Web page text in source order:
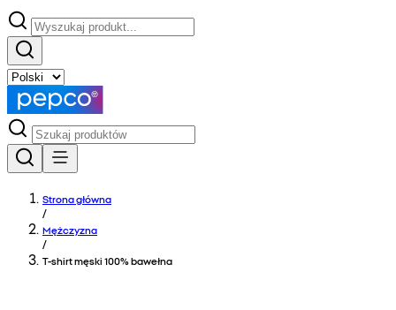
Strona główna
/
Mężczyzna
/
T-shirt męski 100% bawełna